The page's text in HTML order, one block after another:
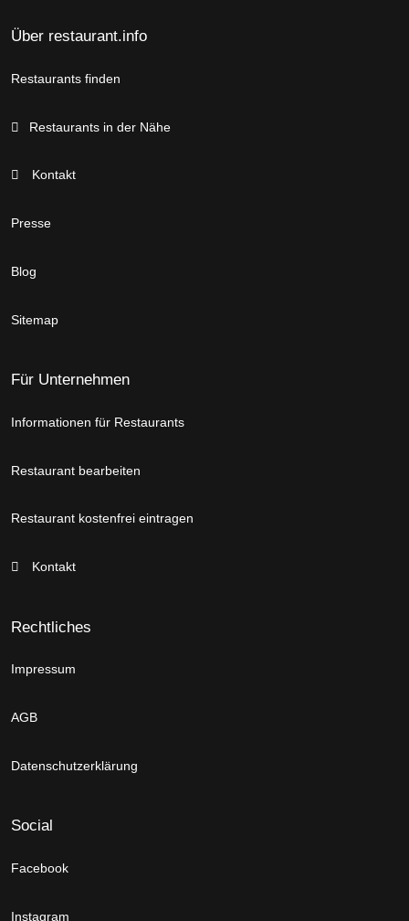
Über restaurant.info
Restaurants finden
Restaurants in der Nähe
Kontakt
Presse
Blog
Sitemap
Für Unternehmen
Informationen für Restaurants
Restaurant bearbeiten
Restaurant kostenfrei eintragen
Kontakt
Rechtliches
Impressum
AGB
Datenschutzerklärung
Social
Facebook
Instagram